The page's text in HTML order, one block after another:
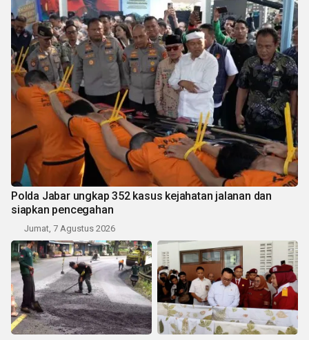
Polda Jabar ungkap 352 kasus kejahatan jalanan dan
siapkan pencegahan
Jumat, 7 Agustus 2026